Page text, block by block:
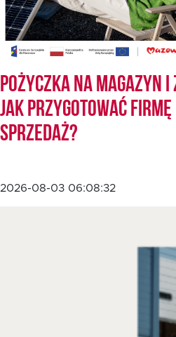
Kontakt
Pożyczka na magazyn
jak przygotować firmę
sprzedaż?
2026-08-03 06:08:32